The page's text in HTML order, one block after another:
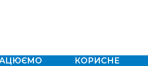
КОЛІР
вставками
КОРИСНЕ